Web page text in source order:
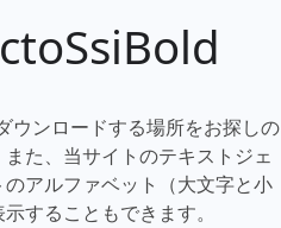
ウンロードする場所をお探しの
た、当サイトのテキストジェ
アルファベット（大文字と小
することもできます。